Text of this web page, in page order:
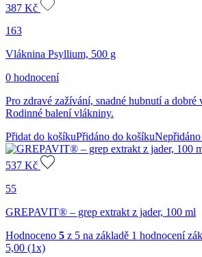
387 Kč
163
Vláknina Psyllium, 500 g
0 hodnocení
Pro zdravé zažívání, snadné hubnutí a dobré
Rodinné balení vlákniny.
Přidat do košíkuPřidáno do košíku
537 Kč
55
GREPAVIT® – grep extrakt z jader, 100 ml
Hodnoceno 5 z 5 na základě 1 hodnocení
5,00 (1x)